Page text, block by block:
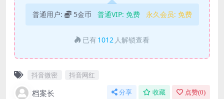
普通用户: 5金币 普通VIP: 免费 永久会员: 免费
已有 1012 人解锁查看
抖音微密 抖音网红
档案长 分享 收藏 点赞(0)